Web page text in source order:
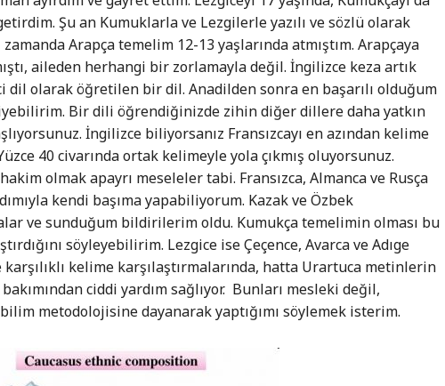
Şu an Kumuklarla ve Lezgilerle yazılı ve sözlü olarak
Arapça temelim 12-13 yaşlarında atmıştım. Arapçaya
aileden herhangi bir zorlamayla değil. İngilizce keza artık
olarak öğretilen bir dil. Anadilden sonra en başarılı olduğum
Bir dili öğrendiğinizde zihin diğer dillere daha yatkın
İngilizce biliyorsanız Fransızcayı en azından kelime
40 civarında ortak kelimeyle yola çıkmış oluyorsunuz.
olmak apayrı meseleler tabi. Fransızca, Almanca ve Rusça
kendi başıma yapabiliyorum. Kazak ve Özbek
ve sunduğum bildirilerim oldu. Kumukça temelimin olması bu
söyleyebilirim. Lezgice ise Çeçence, Avarca ve Adıge
kelime karşılaştırmalarında, hatta Urartuca metinlerin
ciddi yardım sağlıyor. Bunları mesleki değil,
metodolojisine dayanarak yaptığımı söylemek isterim.